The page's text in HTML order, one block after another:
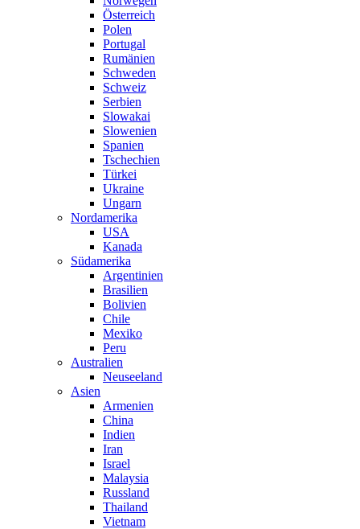
Österreich
Polen
Portugal
Rumänien
Schweden
Schweiz
Serbien
Slowakai
Slowenien
Spanien
Tschechien
Türkei
Ukraine
Ungarn
Nordamerika
USA
Kanada
Südamerika
Argentinien
Brasilien
Bolivien
Chile
Mexiko
Peru
Australien
Neuseeland
Asien
Armenien
China
Indien
Iran
Israel
Malaysia
Russland
Thailand
Vietnam